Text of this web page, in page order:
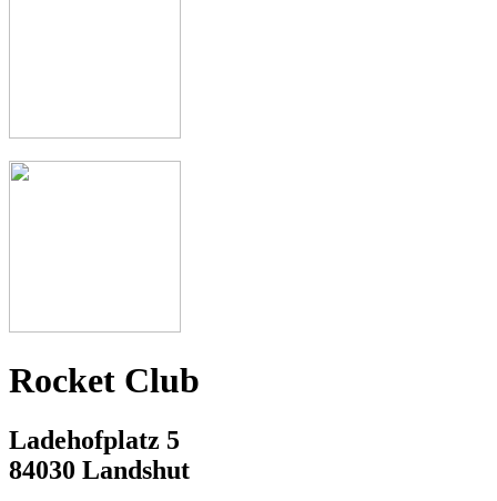
Rocket Club
Ladehofplatz 5
84030 Landshut